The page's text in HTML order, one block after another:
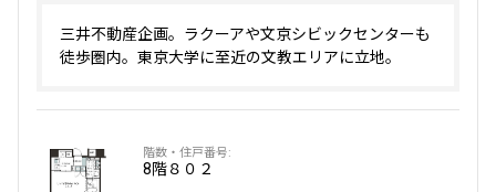
三井不動産企画。ラクーアや文京シビックセンターも
徒歩圏内。東京大学に至近の文教エリアに立地。
8階８０２